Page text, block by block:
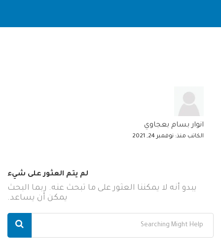
انوار بسام بعجاوي
الكاتب منذ: نوفمبر 24, 2021
لم يتم العثور على شيء
يبدو أنه لا يمكننا العثور على ما تبحث عنه. ربما البحث
يمكن أن يساعد.